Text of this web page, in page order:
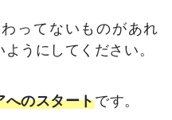
ってないものがあれ
うにしてください。
へのスタートです。